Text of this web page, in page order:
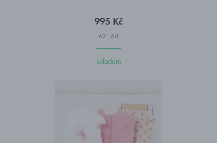
995 Kč
62 68
skladem